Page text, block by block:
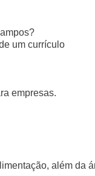
um currículo
empresas.
além da